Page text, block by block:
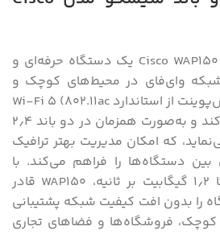
اکسس پوینت سیسکو Cisco WAP150 یک دستگاه حرفه‌ای و
شبکه وای‌فای در محیط‌های کوچک و
متوسط است. این اکسس‌پوینت از استاندارد Wi‑Fi 5 (802.11ac
/ 802.11n) پشتیبانی می‌کند و به‌صورت همزمان در دو باند ۲٫۴
که امکان مدیریت بهتر ترافیک
دستگاه‌ها را فراهم می‌کند. با
حداکثر سرعت مجموع تا ۱٫۲ گیگابیت بر ثانیه، WAP150 قادر
را بدون افت کیفیت شبکه پشتیبانی
کوچک، فروشگاه‌ها و فضاهای تجاری